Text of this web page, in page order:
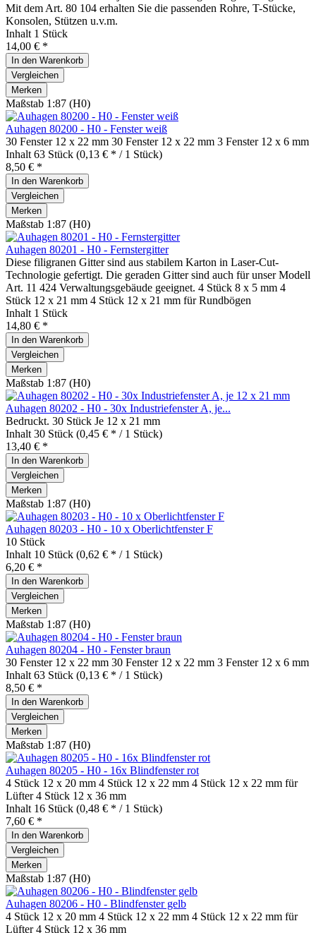
Mit dem Art. 80 104 erhalten Sie die passenden Rohre, T-Stücke,
Konsolen, Stützen u.v.m.
Inhalt 1 Stück
14,00 € *
In den Warenkorb
Vergleichen
Merken
Maßstab 1:87 (H0)
Auhagen 80200 - H0 - Fenster weiß
30 Fenster 12 x 22 mm 30 Fenster 12 x 22 mm 3 Fenster 12 x 6 mm
Inhalt 63 Stück (0,13 € * / 1 Stück)
8,50 € *
In den Warenkorb
Vergleichen
Merken
Maßstab 1:87 (H0)
Auhagen 80201 - H0 - Fernstergitter
Diese filigranen Gitter sind aus stabilem Karton in Laser-Cut-
Technologie gefertigt. Die geraden Gitter sind auch für unser Modell
Art. 11 424 Verwaltungsgebäude geeignet. 4 Stück 8 x 5 mm 4
Stück 12 x 21 mm 4 Stück 12 x 21 mm für Rundbögen
Inhalt 1 Stück
14,80 € *
In den Warenkorb
Vergleichen
Merken
Maßstab 1:87 (H0)
Auhagen 80202 - H0 - 30x Industriefenster A, je...
Bedruckt. 30 Stück Je 12 x 21 mm
Inhalt 30 Stück (0,45 € * / 1 Stück)
13,40 € *
In den Warenkorb
Vergleichen
Merken
Maßstab 1:87 (H0)
Auhagen 80203 - H0 - 10 x Oberlichtfenster F
10 Stück
Inhalt 10 Stück (0,62 € * / 1 Stück)
6,20 € *
In den Warenkorb
Vergleichen
Merken
Maßstab 1:87 (H0)
Auhagen 80204 - H0 - Fenster braun
30 Fenster 12 x 22 mm 30 Fenster 12 x 22 mm 3 Fenster 12 x 6 mm
Inhalt 63 Stück (0,13 € * / 1 Stück)
8,50 € *
In den Warenkorb
Vergleichen
Merken
Maßstab 1:87 (H0)
Auhagen 80205 - H0 - 16x Blindfenster rot
4 Stück 12 x 20 mm 4 Stück 12 x 22 mm 4 Stück 12 x 22 mm für
Lüfter 4 Stück 12 x 36 mm
Inhalt 16 Stück (0,48 € * / 1 Stück)
7,60 € *
In den Warenkorb
Vergleichen
Merken
Maßstab 1:87 (H0)
Auhagen 80206 - H0 - Blindfenster gelb
4 Stück 12 x 20 mm 4 Stück 12 x 22 mm 4 Stück 12 x 22 mm für
Lüfter 4 Stück 12 x 36 mm